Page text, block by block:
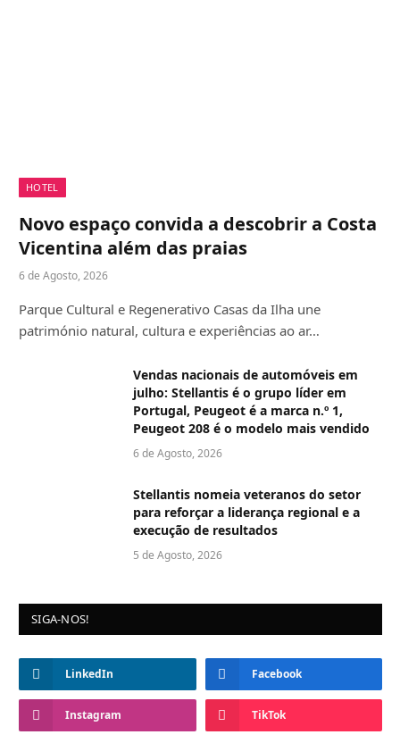
HOTEL
Novo espaço convida a descobrir a Costa
Vicentina além das praias
6 de Agosto, 2026
Parque Cultural e Regenerativo Casas da Ilha une
património natural, cultura e experiências ao ar…
Vendas nacionais de automóveis em
julho: Stellantis é o grupo líder em
Portugal, Peugeot é a marca n.º 1,
Peugeot 208 é o modelo mais vendido
6 de Agosto, 2026
Stellantis nomeia veteranos do setor
para reforçar a liderança regional e a
execução de resultados
5 de Agosto, 2026
SIGA-NOS!
LinkedIn Facebook
Instagram TikTok